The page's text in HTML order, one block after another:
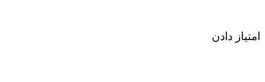
امتیاز دادن